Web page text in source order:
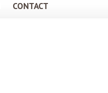
CONTACT